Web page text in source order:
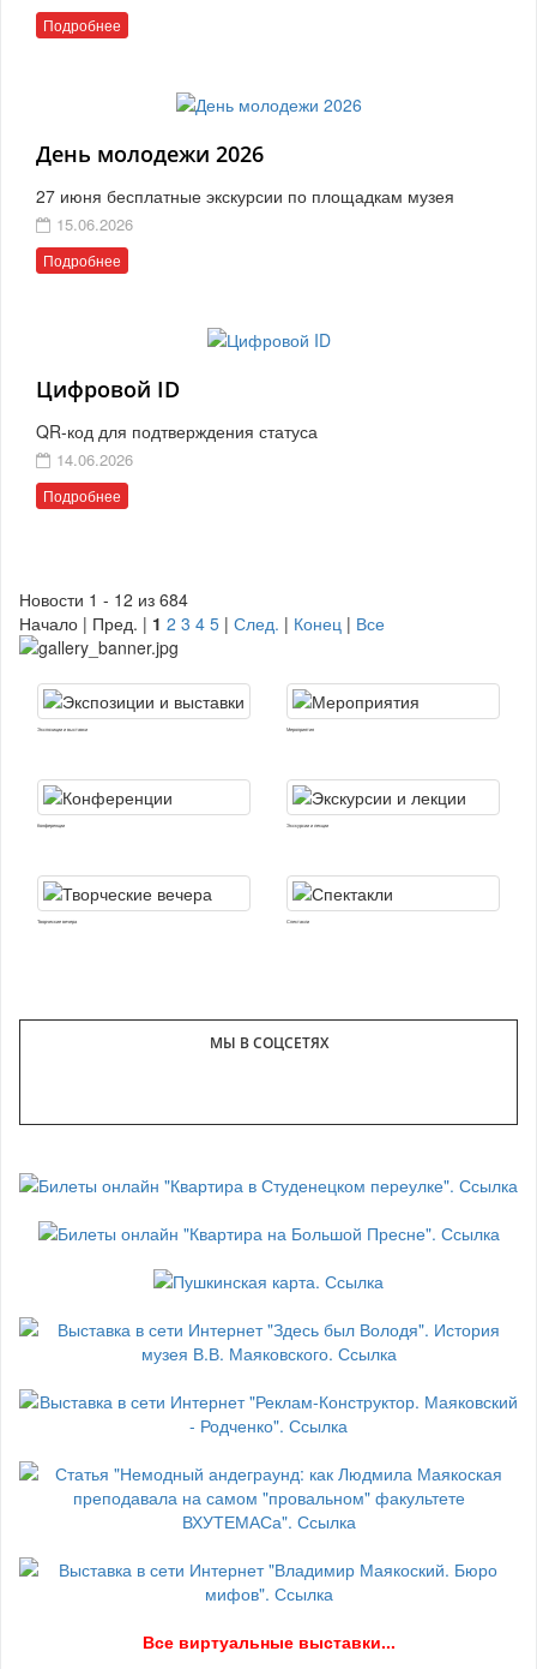
Подробнее
День молодежи 2026
27 июня бесплатные экскурсии по площадкам музея
15.06.2026
Подробнее
Цифровой ID
QR-код для подтверждения статуса
14.06.2026
Подробнее
Новости 1 - 12 из 684
Начало | Пред. | 1 2 3 4 5 | След. | Конец | Все
Экспозиции и выставки Мероприятия
Конференции Экскурсии и лекции
Творческие вечера Спектакли
МЫ В СОЦСЕТЯХ
Все виртуальные выставки...